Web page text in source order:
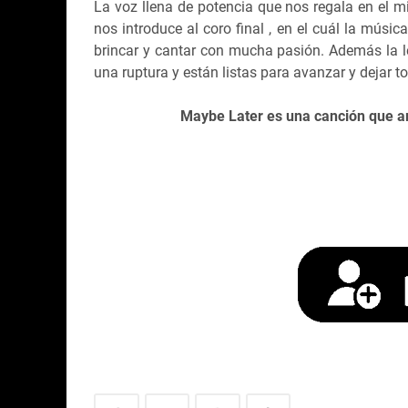
La voz llena de potencia que nos regala en el
nos introduce al coro final , en el cuál la
brincar y cantar con mucha pasión. Además la
una ruptura y están listas para avanzar y dejar
Maybe Later es una canción que